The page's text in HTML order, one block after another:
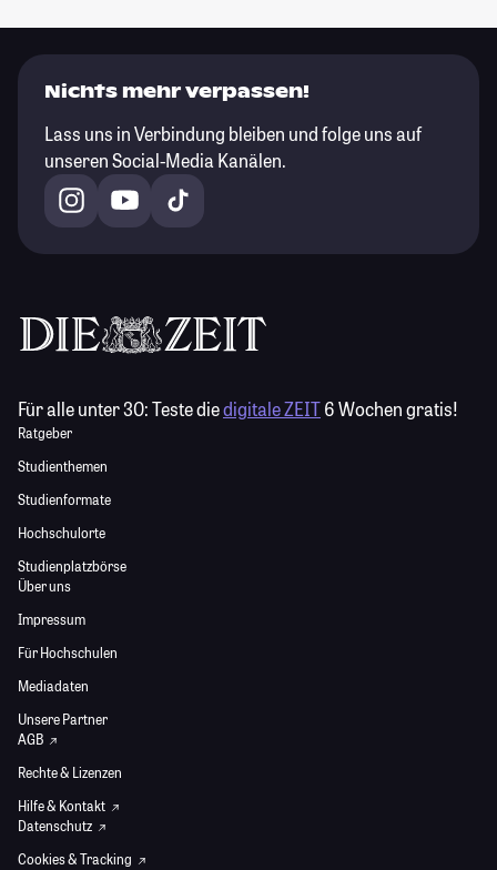
Nichts mehr verpassen!
Lass uns in Verbindung bleiben und folge uns auf
unseren Social-Media Kanälen.
Für alle unter 30:Teste diedigitale ZEIT6 Wochen gratis!
Ratgeber
Studienthemen
Studienformate
Hochschulorte
Studienplatzbörse
Über uns
Impressum
Für Hochschulen
Mediadaten
Unsere Partner
AGB
Rechte & Lizenzen
Hilfe & Kontakt
Datenschutz
Cookies & Tracking